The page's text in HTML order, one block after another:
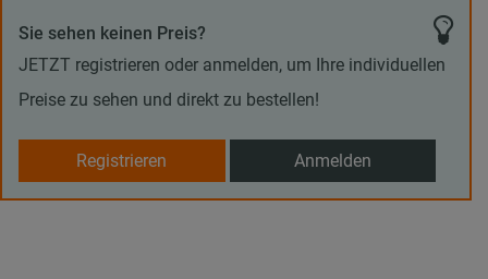
Sie sehen keinen Preis?
JETZT registrieren oder anmelden, um Ihre individuellen
Preise zu sehen und direkt zu bestellen!
Registrieren Anmelden